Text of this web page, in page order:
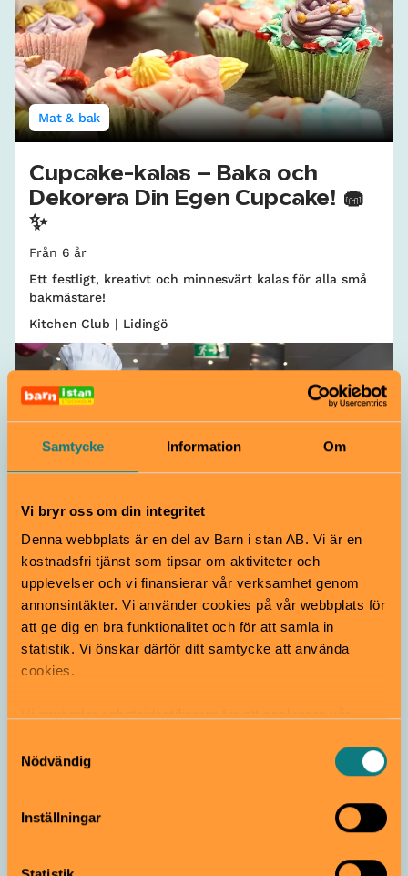
Samtycke Information Om
Vi bryr oss om din integritet
Denna webbplats är en del av Barn i stan AB. Vi är en
kostnadsfri tjänst som tipsar om aktiviteter och
upplevelser och vi finansierar vår verksamhet genom
annonsintäkter. Vi använder cookies på vår webbplats för
att ge dig en bra funktionalitet och för att samla in
statistik. Vi önskar därför ditt samtycke att använda
cookies.
samt tillhandahålla funktioner för sociala medier. Vi
vidarebefordrar även sådana identifierare och annan
information från din enhet till de sociala medier och
annons- och analysföretag som vi samarbetar med.
information som du har tillhandahållit eller som de har
Nödvändig
Inställningar
Mat & bak
Cupcake-kalas – Baka och
Dekorera Din Egen Cupcake! 🧁
✨
Från 6 år
Ett festligt, kreativt och minnesvärt kalas för alla små
bakmästare!
Kitchen Club | Lidingö
Mat & bak
Matlagningskalas – Bli
Mästerkock för en Dag! 🍳✨
Från 9 år
Välkommen till ett smakfullt och roligt
födelsedagskalas där barnen får bli kockar för en dag!